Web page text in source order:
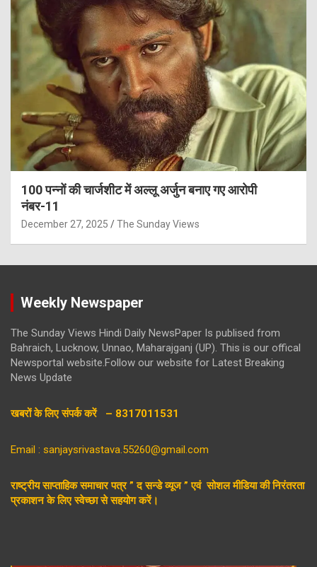
100 पन्नों की चार्जशीट में अल्लू अर्जुन बनाए गए आरोपी
नंबर-11
December 27, 2025 The Sunday Views
Weekly Newspaper
The Sunday Views Hindi Daily NewsPaper Is publised from
Bahraich, Lucknow, Unnao, Maharajganj (UP). This is our offical
Newsportal website.Follow our website for Latest Breaking
News Update
खबरों के लिए संपर्क करें – 8317011531
Email : sanjaysrivastava.55260@gmail.com
राष्ट्रीय साप्ताहिक समाचार पत्र ” द सन्डे व्यूज ” एवं सोशल मीडिया की निरंतरता
प्रकाशन के लिए स्वेच्छा से सहयोग करें।